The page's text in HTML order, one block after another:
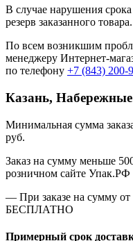
В случае нарушения
резерв заказанного товара.
По всем возникшим
менеджеру Интернет-
по телефону +7 (843) 200-
Казань,
Минимальная сумма
руб.
Заказ на сумму меньше
розничном сайте Упак.РФ
— При заказе на сумму от
БЕСПЛАТНО
Примерный срок